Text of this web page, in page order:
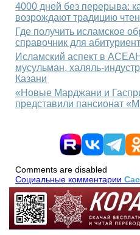
4000 дней без перерыва:
возрождают традицию
Где получить исламское
справочник для
Исламский аспект в
мусульман, халяль-
Казани
«Новые Марджани и
представили пансионат
Comments are disabled
Социальные комментарии